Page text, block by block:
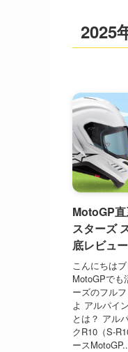
2025
MotoGP
スターズ
底レビュー
こんにちは
MotoGPでも
ーズのフル
よ アルパイ
とは？ アル
クR10（S-
ース